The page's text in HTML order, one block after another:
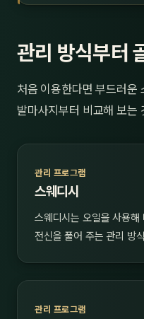
관리 방식부터
처음 이용한다면 부드러운
발마사지부터 비교해 보는
관리 프로그램
스웨디시
스웨디시는 오일을 사용
전신을 풀어 주는 관리 방
관리 프로그램